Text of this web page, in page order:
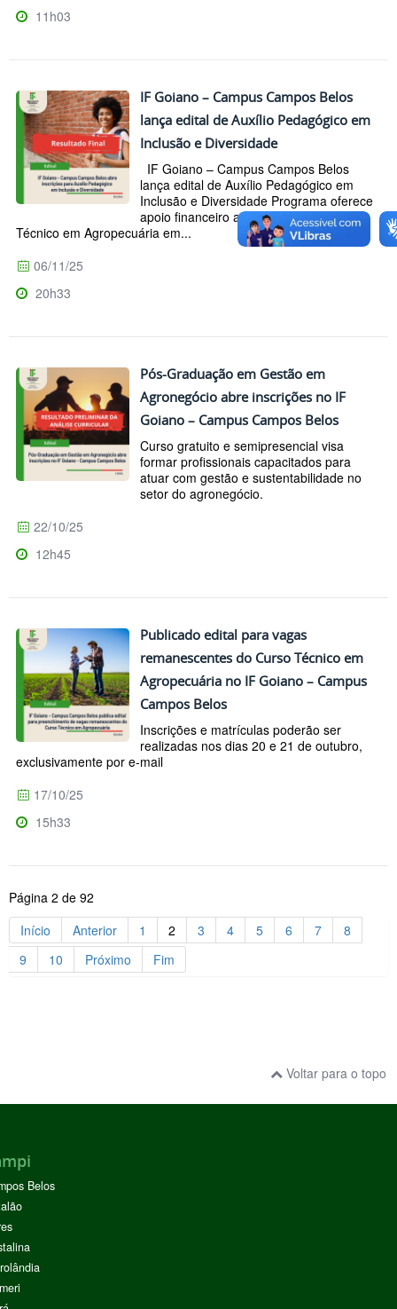
11h03
IF Goiano – Campus Campos Belos
lança edital de Auxílio Pedagógico em
Inclusão e Diversidade
IF Goiano – Campus Campos Belos
lança edital de Auxílio Pedagógico em
Inclusão e Diversidade Programa oferece
apoio financeiro a estudantes do curso
Técnico em Agropecuária em...
06/11/25
20h33
Pós-Graduação em Gestão em
Agronegócio abre inscrições no IF
Goiano – Campus Campos Belos
Curso gratuito e semipresencial visa
formar profissionais capacitados para
atuar com gestão e sustentabilidade no
setor do agronegócio.
22/10/25
12h45
Publicado edital para vagas
remanescentes do Curso Técnico em
Agropecuária no IF Goiano – Campus
Campos Belos
Inscrições e matrículas poderão ser
realizadas nos dias 20 e 21 de outubro,
exclusivamente por e-mail
17/10/25
15h33
Página 2 de 92
Início
Anterior 1 2 3 4 5 6 7
8
9
10 Próximo Fim
Voltar para o topo
Belos